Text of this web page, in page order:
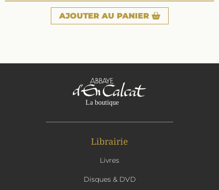
AJOUTER AU PANIER
Librairie
Livres
Disques & DVD